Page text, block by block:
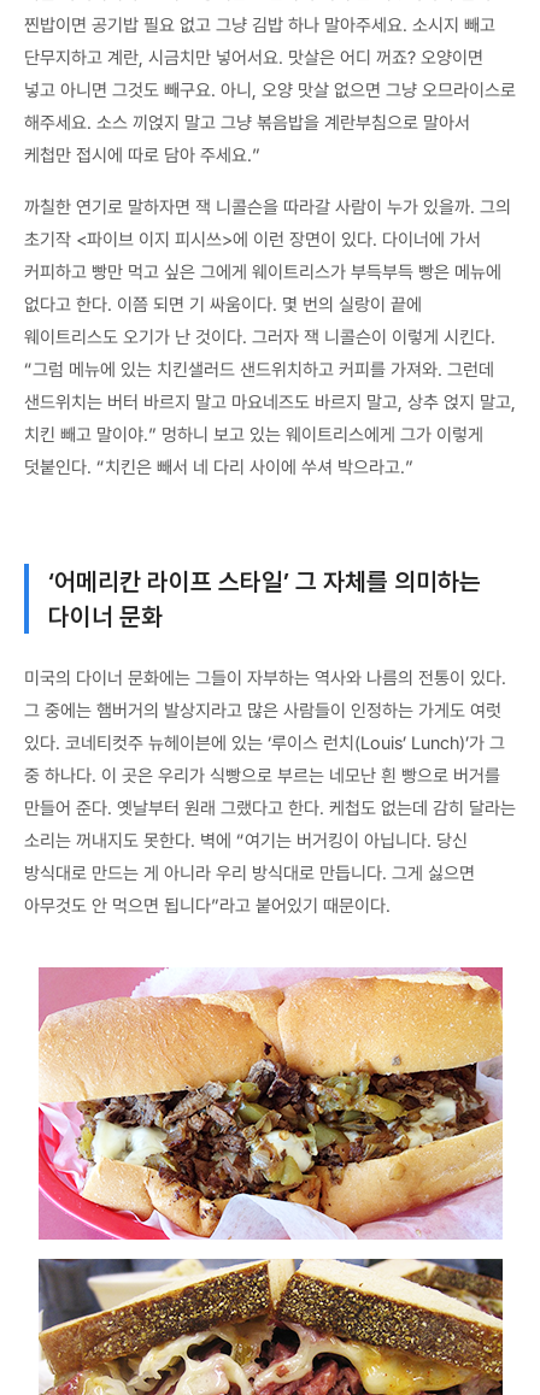
찐밥이면 공기밥 필요 없고 그냥 김밥 하나 말아주세요. 소시지 빼고
단무지하고 계란, 시금치만 넣어서요. 맛살은 어디 꺼죠? 오양이면
넣고 아니면 그것도 빼구요. 아니, 오양 맛살 없으면 그냥 오므라이스로
해주세요. 소스 끼얹지 말고 그냥 볶음밥을 계란부침으로 말아서
케첩만 접시에 따로 담아 주세요.”
까칠한 연기로 말하자면 잭 니콜슨을 따라갈 사람이 누가 있을까. 그의
초기작 <파이브 이지 피시쓰>에 이런 장면이 있다. 다이너에 가서
커피하고 빵만 먹고 싶은 그에게 웨이트리스가 부득부득 빵은 메뉴에
없다고 한다. 이쯤 되면 기 싸움이다. 몇 번의 실랑이 끝에
웨이트리스도 오기가 난 것이다. 그러자 잭 니콜슨이 이렇게 시킨다.
“그럼 메뉴에 있는 치킨샐러드 샌드위치하고 커피를 가져와. 그런데
샌드위치는 버터 바르지 말고 마요네즈도 바르지 말고, 상추 얹지 말고,
치킨 빼고 말이야.” 멍하니 보고 있는 웨이트리스에게 그가 이렇게
덧붙인다. “치킨은 빼서 네 다리 사이에 쑤셔 박으라고.”
‘어메리칸 라이프 스타일’ 그 자체를 의미하는
다이너 문화
미국의 다이너 문화에는 그들이 자부하는 역사와 나름의 전통이 있다.
그 중에는 햄버거의 발상지라고 많은 사람들이 인정하는 가게도 여럿
있다. 코네티컷주 뉴헤이븐에 있는 ‘루이스 런치(Louis’ Lunch)’가 그
중 하나다. 이 곳은 우리가 식빵으로 부르는 네모난 흰 빵으로 버거를
만들어 준다. 옛날부터 원래 그랬다고 한다. 케첩도 없는데 감히 달라는
소리는 꺼내지도 못한다. 벽에 “여기는 버거킹이 아닙니다. 당신
방식대로 만드는 게 아니라 우리 방식대로 만듭니다. 그게 싫으면
아무것도 안 먹으면 됩니다”라고 붙어있기 때문이다.